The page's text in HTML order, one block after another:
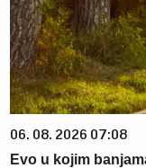
06. 08. 2026 07:08
Evo u kojim